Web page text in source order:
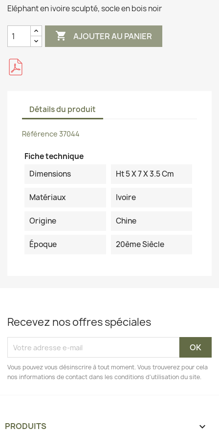
Eléphant en ivoire sculpté, socle en bois noir
 AJOUTER AU PANIER
Détails du produit
Référence 37044
Fiche technique
Dimensions
Ht 5 X 7 X 3.5 Cm
Matériaux Ivoire
Origine Chine
Époque 20ème Siècle
Recevez nos offres spéciales
Vous pouvez vous désinscrire à tout moment. Vous trouverez pour cela
nos informations de contact dans les conditions d'utilisation du site.
PRODUITS 